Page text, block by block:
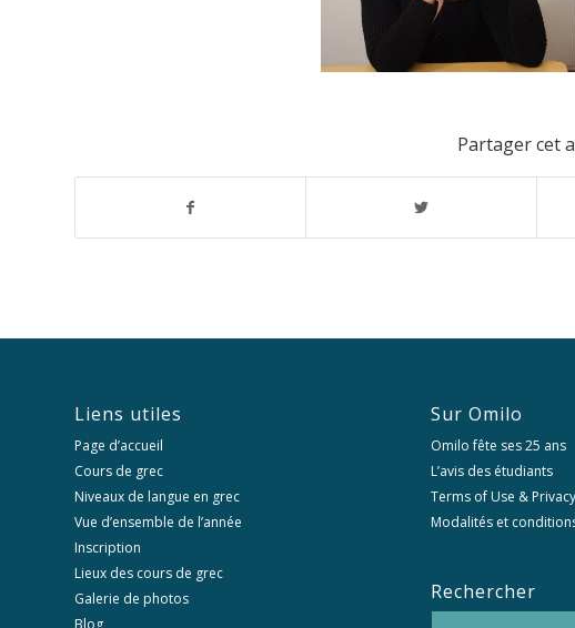
Partager cet
Liens utiles
Page d’accueil
Cours de grec
Niveaux de langue en grec
Vue d’ensemble de l’année
Inscription
Lieux des cours de grec
Galerie de photos
Blog
Sur Omilo
Omilo fête ses 25 ans
L’avis des étudiants
Terms of Use & Privacy
Modalités et
Rechercher